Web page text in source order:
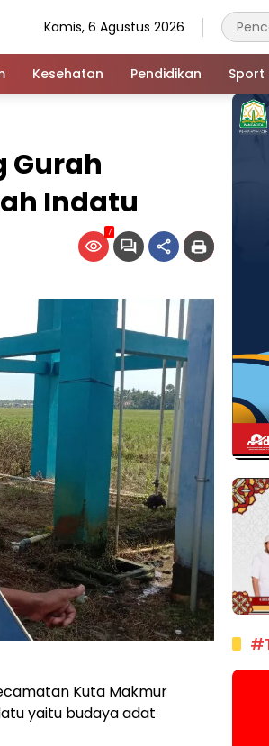
Kamis, 6 Agustus 2026
Kesehatan Pendidikan Sport
Gurah
Indatu
7
Kuta Makmur
yaitu budaya adat